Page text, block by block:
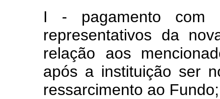
I - pagamento com
representativos da
relação aos
após a instituição ser
ressarcimento ao Fundo;